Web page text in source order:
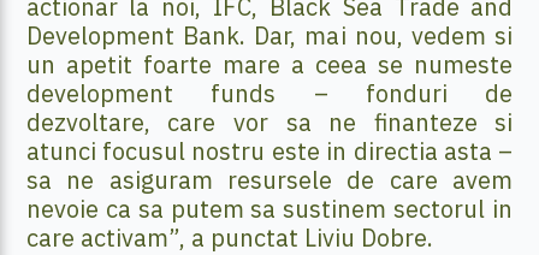
Development Bank. Dar, mai nou, vedem si
un apetit foarte mare a ceea se numeste
development funds – fonduri de
dezvoltare, care vor sa ne finanteze si
atunci focusul nostru este in directia asta –
sa ne asiguram resursele de care avem
nevoie ca sa putem sa sustinem sectorul in
care activam”, a punctat Liviu Dobre.